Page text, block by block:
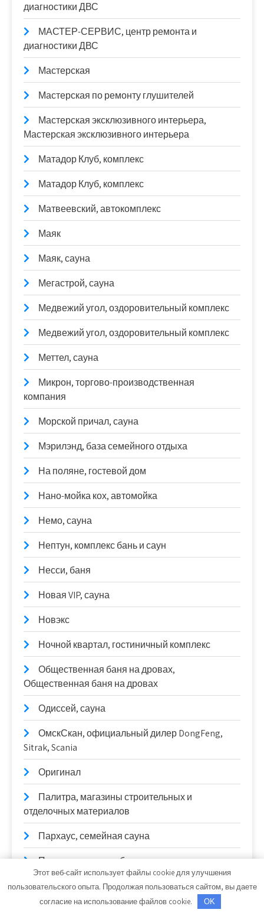
диагностики ДВС
МАСТЕР-СЕРВИС, центр ремонта и
диагностики ДВС
Мастерская
Мастерская по ремонту глушителей
Мастерская эксклюзивного интерьера,
Мастерская эксклюзивного интерьера
Матадор Клуб, комплекс
Матадор Клуб, комплекс
Матвеевский, автокомплекс
Маяк
Маяк, сауна
Мегастрой, сауна
Медвежий угол, оздоровительный комплекс
Медвежий угол, оздоровительный комплекс
Меттел, сауна
Микрон, торгово-производственная
компания
Морской причал, сауна
Мэрилэнд, база семейного отдыха
На поляне, гостевой дом
Нано-мойка кох, автомойка
Немо, сауна
Нептун, комплекс бань и саун
Несси, баня
Новая VIP, сауна
Новэкс
Ночной квартал, гостиничный комплекс
Общественная баня на дровах,
Общественная баня на дровах
Одиссей, сауна
ОмскСкан, официальный дилер DongFeng,
Sitrak, Scania
Оригинал
Палитра, магазины строительных и
отделочных материалов
Пархаус, семейная сауна
Первая городская баня
Пик-сервис, автомойка
Этот веб-сайт использует файлы cookie для улучшения
пользовательского опыта. Продолжая пользоваться сайтом, вы даете
согласие на использование файлов cookie.
OK